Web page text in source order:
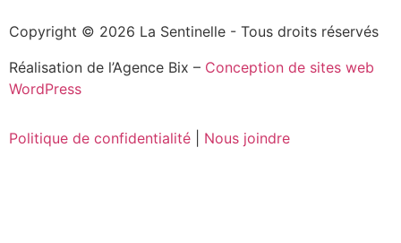
Copyright © 2026 La Sentinelle - Tous droits réservés
Réalisation de l’Agence Bix – Conception de sites web
WordPress
Politique de confidentialité Nous joindre